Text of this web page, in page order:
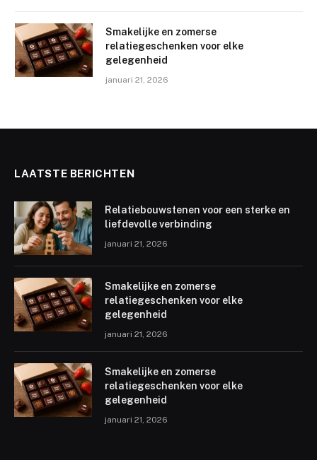
Smakelijke en zomerse
relatiegeschenken voor elke
gelegenheid
januari 21, 2026
LAATSTE BERICHTEN
Relatiebouwstenen voor een sterke en
liefdevolle verbinding
januari 21, 2026
Smakelijke en zomerse
relatiegeschenken voor elke
gelegenheid
januari 21, 2026
Smakelijke en zomerse
relatiegeschenken voor elke
gelegenheid
januari 21, 2026